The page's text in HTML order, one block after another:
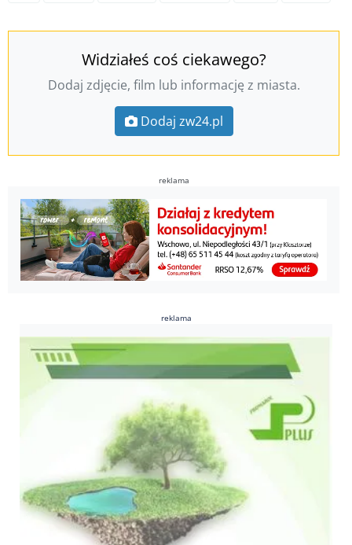
Widziałeś coś ciekawego?
Dodaj zdjęcie, film lub informację z miasta.
Dodaj zw24.pl
reklama
reklama